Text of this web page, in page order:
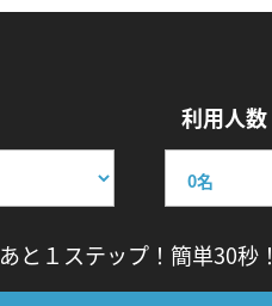
利用人数
あと１ステップ！簡単30秒！